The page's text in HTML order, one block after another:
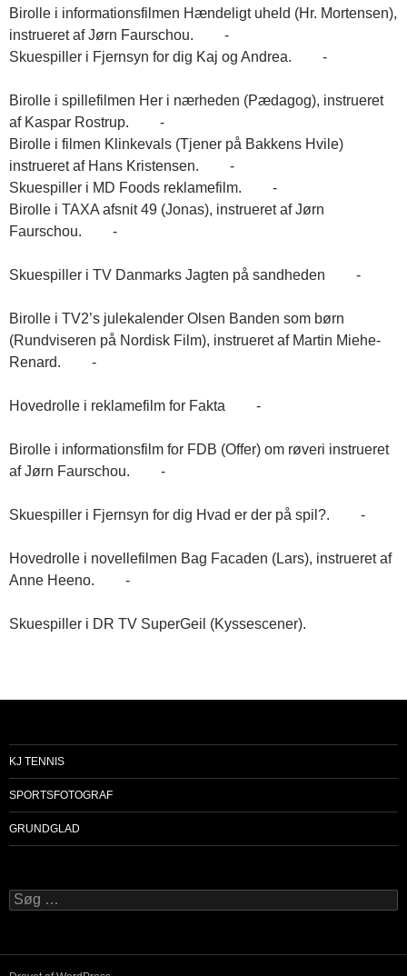
Birolle i informationsfilmen Hændeligt uheld (Hr. Mortensen),
instrueret af Jørn Faurschou. -
Skuespiller i Fjernsyn for dig Kaj og Andrea. -
Birolle i spillefilmen Her i nærheden (Pædagog), instrueret
af Kaspar Rostrup. -
Birolle i filmen Klinkevals (Tjener på Bakkens Hvile)
instrueret af Hans Kristensen. -
Skuespiller i MD Foods reklamefilm. -
Birolle i TAXA afsnit 49 (Jonas), instrueret af Jørn
Faurschou. -
Skuespiller i TV Danmarks Jagten på sandheden -
Birolle i TV2’s julekalender Olsen Banden som børn
(Rundviseren på Nordisk Film), instrueret af Martin Miehe-
Renard. -
Hovedrolle i reklamefilm for Fakta -
Birolle i informationsfilm for FDB (Offer) om røveri instrueret
af Jørn Faurschou. -
Skuespiller i Fjernsyn for dig Hvad er der på spil?. -
Hovedrolle i novellefilmen Bag Facaden (Lars), instrueret af
Anne Heeno. -
Skuespiller i DR TV SuperGeil (Kyssescener).
KJ TENNIS
SPORTSFOTOGRAF
GRUNDGLAD
Søg
efter: